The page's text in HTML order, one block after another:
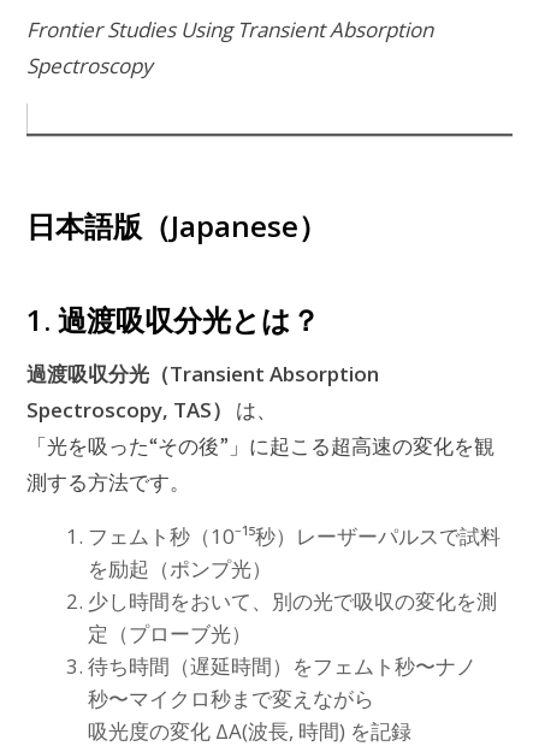
Frontier Studies Using Transient Absorption
Spectroscopy
日本語版（Japanese）
1. 過渡吸収分光とは？
過渡吸収分光（Transient Absorption
Spectroscopy, TAS）
は、
「光を吸った“その後”」に起こる超高速の変化を観
測する方法です。
フェムト秒（10⁻¹⁵秒）レーザーパルスで試料
を励起（ポンプ光）
少し時間をおいて、別の光で吸収の変化を測
定（プローブ光）
待ち時間（遅延時間）をフェムト秒〜ナノ
秒〜マイクロ秒まで変えながら
吸光度の変化 ΔA(波長, 時間) を記録